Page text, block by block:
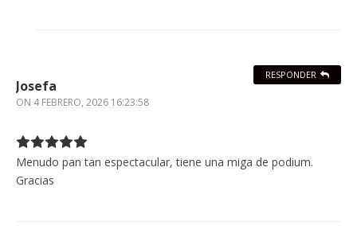
Josefa
ON 4 FEBRERO, 2026 16:23:58
Menudo pan tan espectacular, tiene una miga de podium.
Gracias
RESPONDER